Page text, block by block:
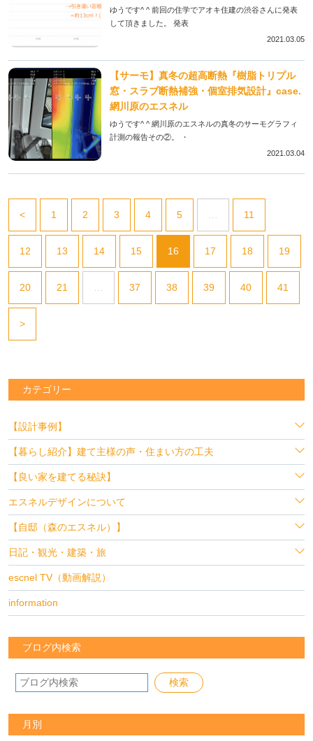
ゆうです^ ^ 前回の住学でアオキ住建の渋谷さんに発表
して頂きました。 発表
2021.03.05
【サーモ】真冬の超高断熱『樹脂トリプル
窓・スラブ断熱補強・個室排気設計』case.
網川原のエスネル
ゆうです^ ^ 網川原のエスネルの真冬のサーモグラフィ
計測の報告その②。 ・
2021.03.04
< 1 2 3 4 5 11
12 13 14 15 16 17 18 19
20 21 37 38 39 40 41
>
カテゴリー
【設計事例】
【暮らし紹介】建て主様の声・住まい方の工夫
【良い家を建てる秘訣】
エスネルデザインについて
【自邸（森のエスネル）】
日記・観光・建築・旅
escnel TV（動画解説）
information
ブログ内検索
月別